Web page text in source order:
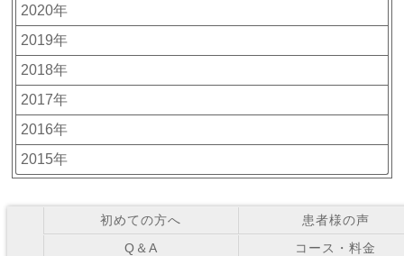
2020年
2019年
2018年
2017年
2016年
2015年
初めての方へ
患者様の声
Q＆A
コース・料金